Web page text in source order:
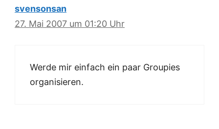
svensonsan
27. Mai 2007 um 01:20 Uhr
Werde mir einfach ein paar Groupies
organisieren.